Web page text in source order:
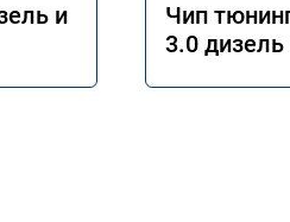
и
Чип
3.0